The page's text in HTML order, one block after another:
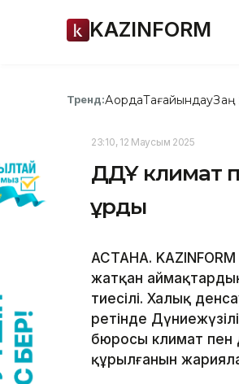
KAZINFORM
Тренд:АқордаТағайындауЗаң
23:10, 12 Маусым 2025
ДДҰ климат
құрды
АСТАНА.
жатқан аймақтардың
тиесілі. Халық
ретінде
бюросы климат пен
құрылғанын